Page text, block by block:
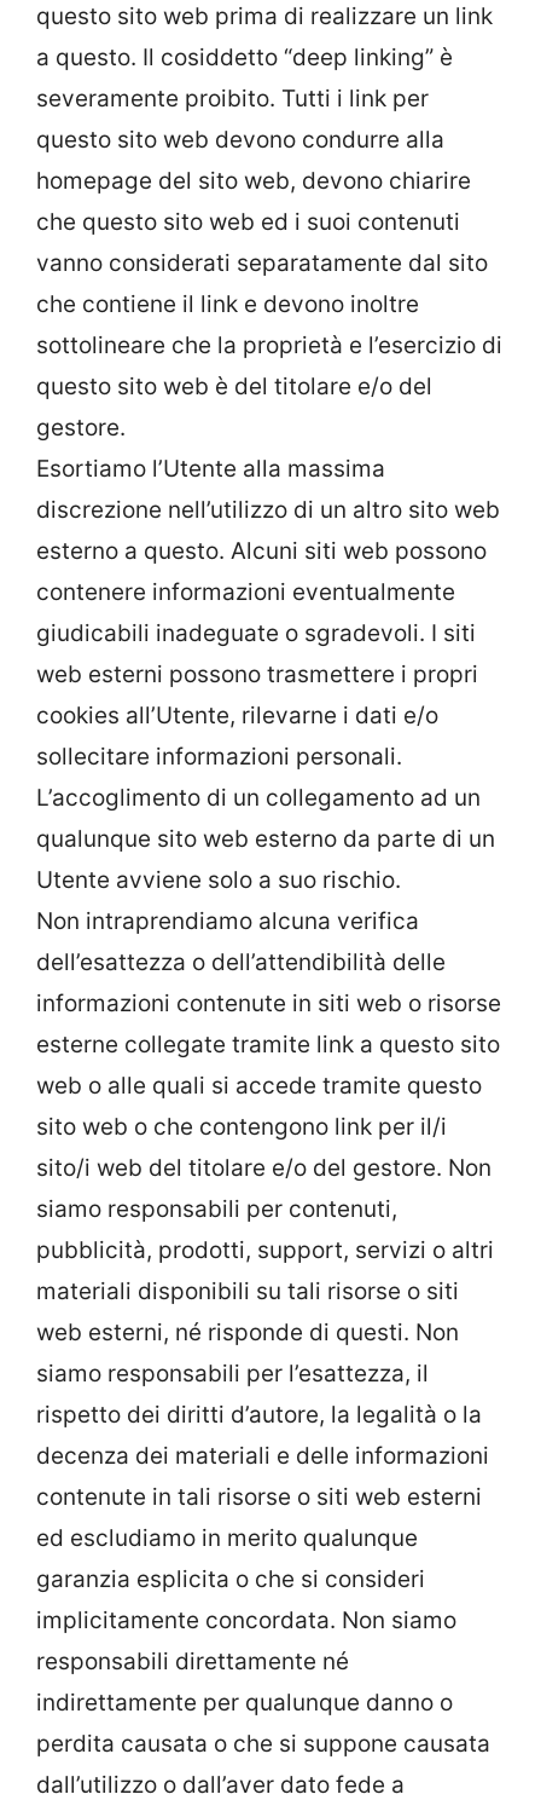
questo sito web prima di realizzare un link
a questo. Il cosiddetto “deep linking” è
severamente proibito. Tutti i link per
questo sito web devono condurre alla
homepage del sito web, devono chiarire
che questo sito web ed i suoi contenuti
vanno considerati separatamente dal sito
che contiene il link e devono inoltre
sottolineare che la proprietà e l’esercizio di
questo sito web è del titolare e/o del
gestore.
Esortiamo l’Utente alla massima
discrezione nell’utilizzo di un altro sito web
esterno a questo. Alcuni siti web possono
contenere informazioni eventualmente
giudicabili inadeguate o sgradevoli. I siti
web esterni possono trasmettere i propri
cookies all’Utente, rilevarne i dati e/o
sollecitare informazioni personali.
L’accoglimento di un collegamento ad un
qualunque sito web esterno da parte di un
Utente avviene solo a suo rischio.
Non intraprendiamo alcuna verifica
dell’esattezza o dell’attendibilità delle
informazioni contenute in siti web o risorse
esterne collegate tramite link a questo sito
web o alle quali si accede tramite questo
sito web o che contengono link per il/i
sito/i web del titolare e/o del gestore. Non
siamo responsabili per contenuti,
pubblicità, prodotti, support, servizi o altri
materiali disponibili su tali risorse o siti
web esterni, né risponde di questi. Non
siamo responsabili per l’esattezza, il
rispetto dei diritti d’autore, la legalità o la
decenza dei materiali e delle informazioni
contenute in tali risorse o siti web esterni
ed escludiamo in merito qualunque
garanzia esplicita o che si consideri
implicitamente concordata. Non siamo
responsabili direttamente né
indirettamente per qualunque danno o
perdita causata o che si suppone causata
dall’utilizzo o dall’aver dato fede a